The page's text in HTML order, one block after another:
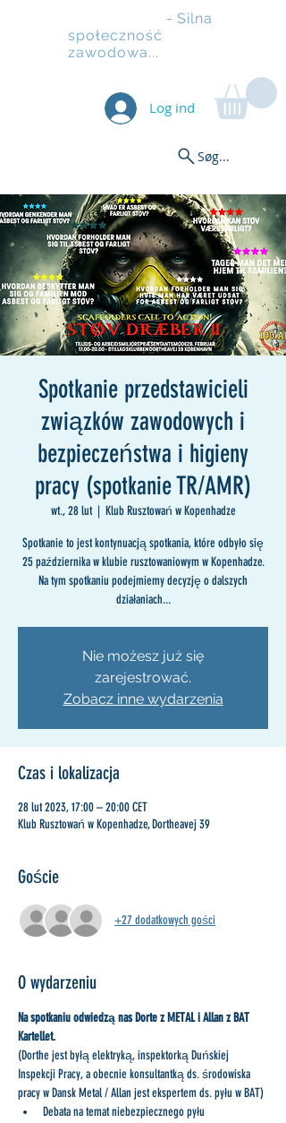
- Silna
społeczność
zawodowa...
Log ind
Søg...
Spotkanie przedstawicieli
związków zawodowych i
bezpieczeństwa i higieny
pracy (spotkanie TR/AMR)
wt., 28 lut
  |
Klub Rusztowań w Kopenhadze
Spotkanie to jest kontynuacją spotkania, które odbyło się
25 października w klubie rusztowaniowym w Kopenhadze.
Na tym spotkaniu podejmiemy decyzję o dalszych
działaniach...
Nie możesz już się
zarejestrować.
Zobacz inne wydarzenia
Czas i lokalizacja
28 lut 2023, 17:00 – 20:00 CET
Klub Rusztowań w Kopenhadze, Dortheavej 39
Goście
+27 dodatkowych gości
O wydarzeniu
Na spotkaniu odwiedzą nas Dorte z METAL i Allan z BAT
Kartellet.
(Dorthe jest byłą elektryką, inspektorką Duńskiej
Inspekcji Pracy, a obecnie konsultantką ds. środowiska
pracy w Dansk Metal / Allan jest ekspertem ds. pyłu w BAT)
Debata na temat niebezpiecznego pyłu